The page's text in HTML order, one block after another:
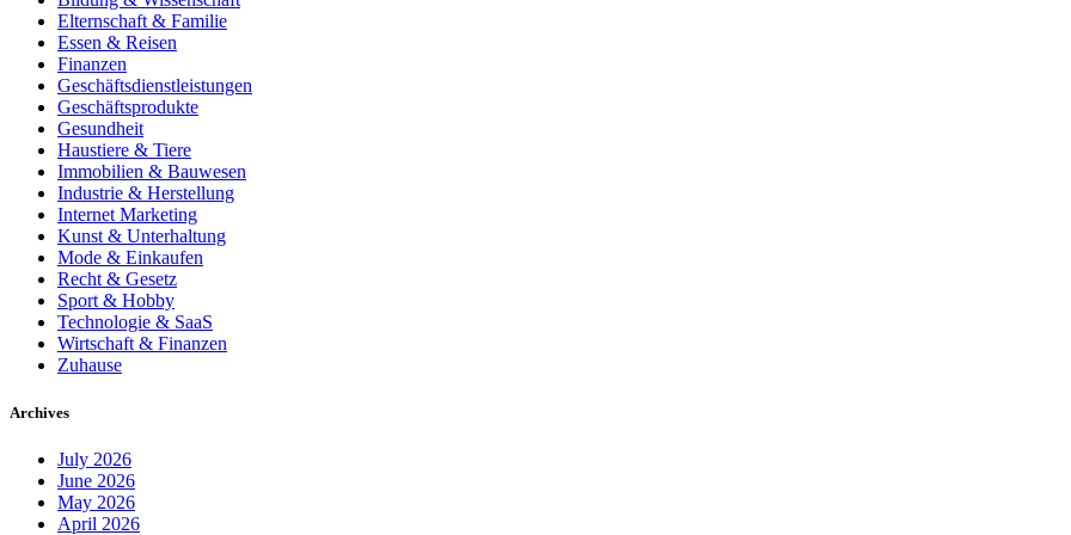
Elternschaft & Familie
Essen & Reisen
Finanzen
Geschäftsdienstleistungen
Geschäftsprodukte
Gesundheit
Haustiere & Tiere
Immobilien & Bauwesen
Industrie & Herstellung
Internet Marketing
Kunst & Unterhaltung
Mode & Einkaufen
Recht & Gesetz
Sport & Hobby
Technologie & SaaS
Wirtschaft & Finanzen
Zuhause
Archives
July 2026
June 2026
May 2026
April 2026